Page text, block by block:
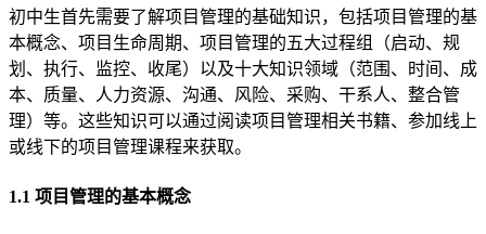
初中生首先需要了解项目管理的基础知识，包括项目管理的基
本概念、项目生命周期、项目管理的五大过程组（启动、规
划、执行、监控、收尾）以及十大知识领域（范围、时间、成
本、质量、人力资源、沟通、风险、采购、干系人、整合管
理）等。这些知识可以通过阅读项目管理相关书籍、参加线上
或线下的项目管理课程来获取。
1.1 项目管理的基本概念